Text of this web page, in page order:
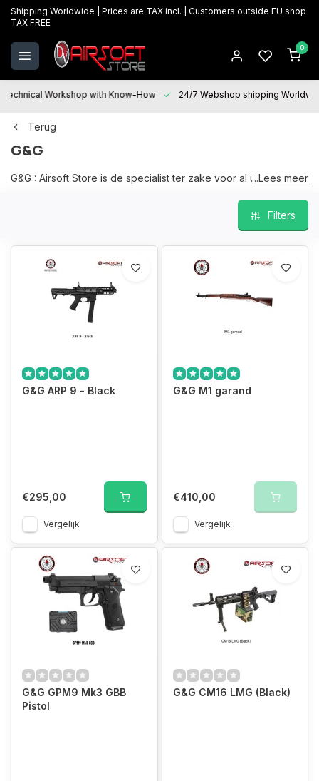
Shipping Worldwide | Prices are TAX incl. | Customers outside EU shop
TAX FREE
0
Technical Workshop with Know-How 24/7 Webshop shipping
Terug
G&G
G&G : Airsoft Store is de specialist ter zake voor al uw G&G
onderhoud, herstellingen en upgrades.
Wij garanderen de beste prijzen
...Lees meer
Filters
G&G ARP 9 - Black
€295,00
Vergelijk
G&G M1 garand
€410,00
Vergelijk
G&G GPM9 Mk3 GBB
Pistol
G&G CM16 LMG (Black)